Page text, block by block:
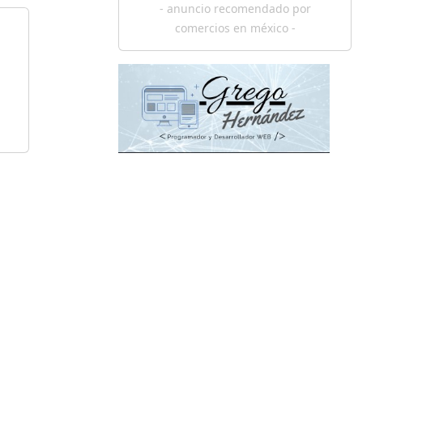
- anuncio recomendado por
comercios en méxico -